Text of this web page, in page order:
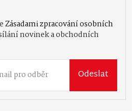
Zásadami zpracování osobních
novinek a obchodních
Odeslat